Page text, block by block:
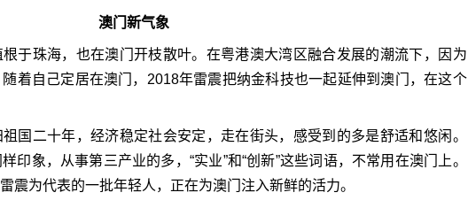
澳门新气象
于珠海，也在澳门开枝散叶。在粤港澳大湾区融合发展的潮流下，因为
着自己定居在澳门，2018年雷震把纳金科技也一起延伸到澳门，在这个
国二十年，经济稳定社会安定，走在街头，感受到的多是舒适和悠闲。
印象，从事第三产业的多，“实业”和“创新”这些词语，不常用在澳门上。
震为代表的一批年轻人，正在为澳门注入新鲜的活力。